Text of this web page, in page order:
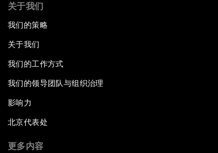
关于我们
我们的策略
关于我们
我们的工作方式
我们的领导团队与组织治理
影响力
北京代表处
更多内容